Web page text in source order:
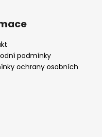
podmínky
ochrany osobních